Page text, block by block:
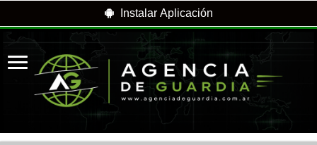
Instalar Aplicación